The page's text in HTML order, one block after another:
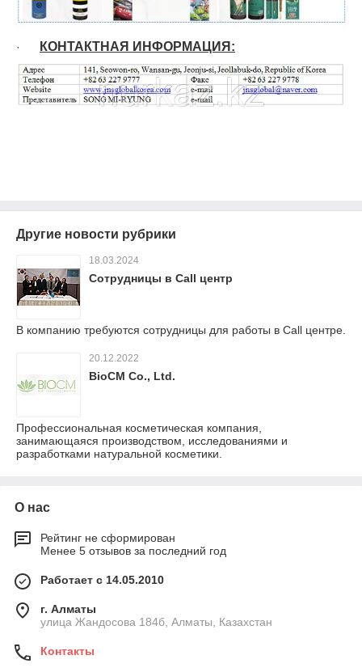
· КОНТАКТНАЯ ИНФОРМАЦИЯ:
Другие новости рубрики
18.03.2024
Сотрудницы в Call центр
В компанию требуются сотрудницы для работы в Call центре.
20.12.2022
BioCM Co., Ltd.
Профессиональная косметическая компания,
занимающаяся производством, исследованиями и
разработками натуральной косметики.
О нас
Рейтинг не сформирован
Менее 5 отзывов за последний год
Работает с 14.05.2010
г. Алматы
улица Жандосова 184б, Алматы, Казахстан
Контакты